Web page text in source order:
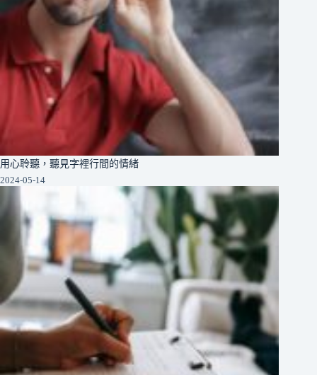
用心聆聽，聽見字裡行間的情緒
2024-05-14